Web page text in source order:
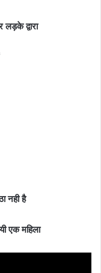
लड़के द्वारा
नही है
एक महिला